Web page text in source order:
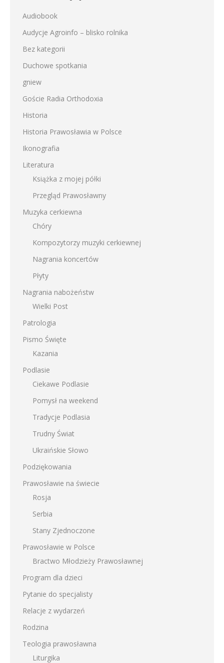
Audiobook
Audycje Agroinfo – blisko rolnika
Bez kategorii
Duchowe spotkania
gniew
Goście Radia Orthodoxia
Historia
Historia Prawosławia w Polsce
Ikonografia
Literatura
Książka z mojej półki
Przegląd Prawosławny
Muzyka cerkiewna
Chóry
Kompozytorzy muzyki cerkiewnej
Nagrania koncertów
Płyty
Nagrania nabożeństw
Wielki Post
Patrologia
Pismo Święte
Kazania
Podlasie
Ciekawe Podlasie
Pomysł na weekend
Tradycje Podlasia
Trudny Świat
Ukraińskie Słowo
Podziękowania
Prawosławie na świecie
Rosja
Serbia
Stany Zjednoczone
Prawosławie w Polsce
Bractwo Młodzieży Prawosławnej
Program dla dzieci
Pytanie do specjalisty
Relacje z wydarzeń
Rodzina
Teologia prawosławna
Liturgika